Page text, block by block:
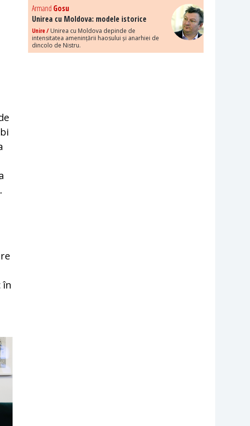
în
Armand Gosu
Unirea cu Moldova: modele istorice
Unire / Unirea cu Moldova depinde de
intensitatea amenințării haosului și anarhiei de
dincolo de Nistru.